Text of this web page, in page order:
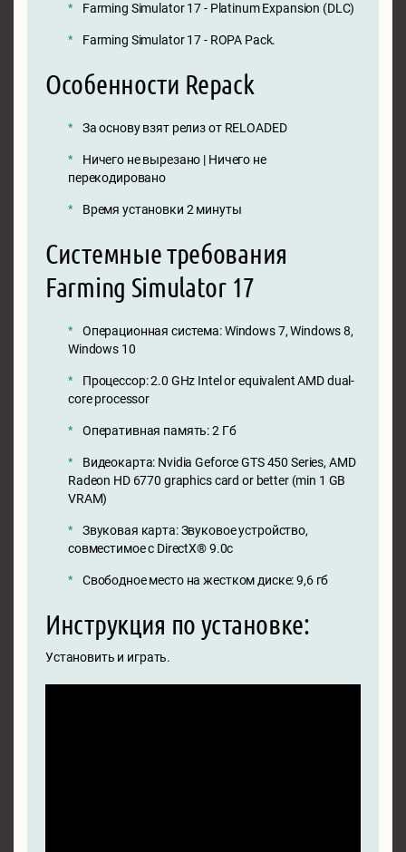
Farming Simulator 17 - Platinum Expansion (DLC)
Farming Simulator 17 - ROPA Pack.
Особенности Repack
За основу взят релиз от RELOADED
Ничего не вырезано | Ничего не
перекодировано
Время установки 2 минуты
Системные требования
Farming Simulator 17
Операционная система: Windows 7, Windows 8,
Windows 10
Процессор: 2.0 GHz Intel or equivalent AMD dual-
core processor
Оперативная память: 2 Гб
Видеокарта: Nvidia Geforce GTS 450 Series, AMD
Radeon HD 6770 graphics card or better (min 1 GB
VRAM)
Звуковая карта: Звуковое устройство,
совместимое с DirectX® 9.0с
Свободное место на жестком диске: 9,6 гб
Инструкция по установке:
Установить и играть.